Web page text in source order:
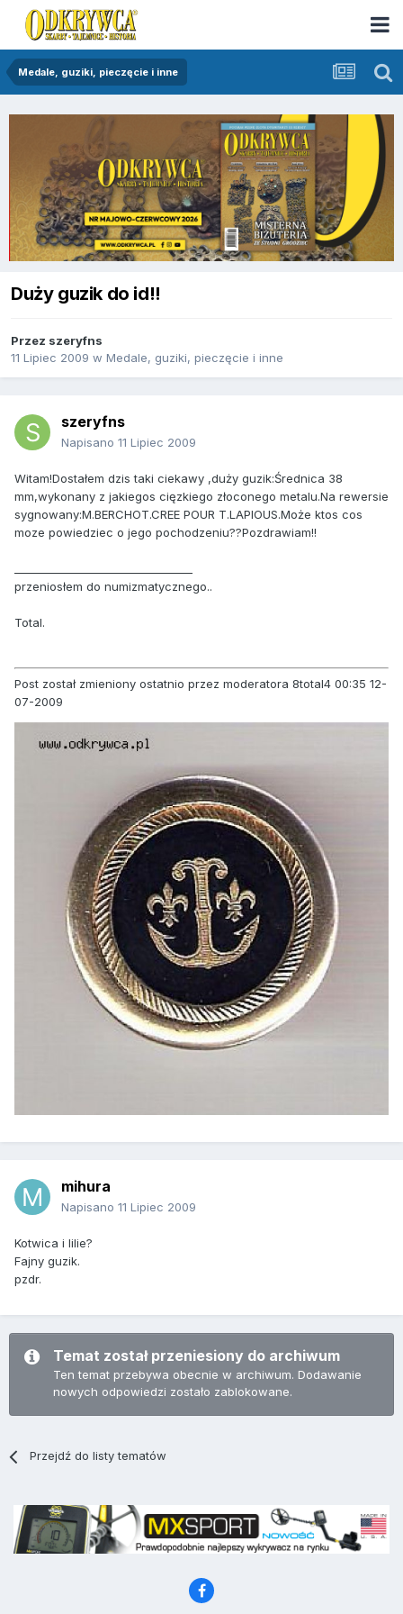
Medale, guziki, pieczęcie i inne
Duży guzik do id!!
Przez szeryfns
11 Lipiec 2009 w Medale, guziki, pieczęcie i inne
szeryfns
Napisano 11 Lipiec 2009
Witam!Dostałem dzis taki ciekawy ,duży guzik:Średnica 38
mm,wykonany z jakiegos cięzkiego złoconego metalu.Na rewersie
sygnowany:M.BERCHOT.CREE POUR T.LAPIOUS.Może ktos cos
moze powiedziec o jego pochodzeniu??Pozdrawiam!!
przeniosłem do numizmatycznego..
Total.
Post został zmieniony ostatnio przez moderatora 8total4 00:35 12-
07-2009
mihura
Napisano 11 Lipiec 2009
Kotwica i lilie?
Fajny guzik.
pzdr.
Temat został przeniesiony do archiwum
Ten temat przebywa obecnie w archiwum. Dodawanie
nowych odpowiedzi zostało zablokowane.
Przejdź do listy tematów